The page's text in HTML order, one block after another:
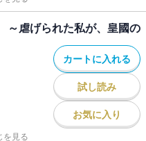
虐げられた私が、皇國の
カートに入れる
試し読み
お気に入り
を見る